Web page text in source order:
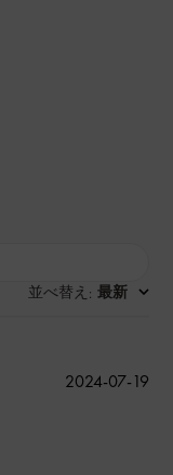
並べ替え : 最新
公
2024-07-19